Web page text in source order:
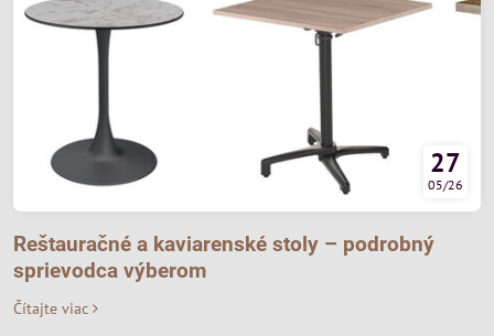
27
05/26
Reštauračné a kaviarenské stoly – podrobný
sprievodca výberom
Čítajte viac